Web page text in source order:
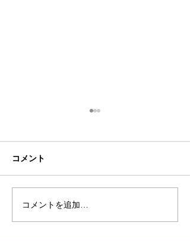
コメント
コメントを追加…